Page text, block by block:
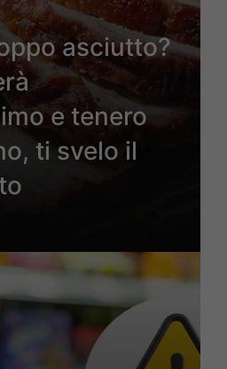
asciutto?
e tenero
ti svelo il